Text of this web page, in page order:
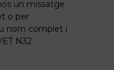
un missatge
o per
nom complet i
N32